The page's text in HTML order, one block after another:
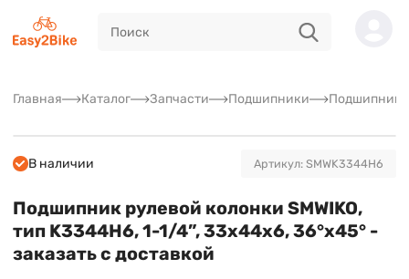
Главная Каталог Запчасти Подшипники
В наличии Артикул: SMWK3344H6
Подшипник рулевой колонки SMWIKO,
тип K3344H6, 1-1/4”, 33x44x6, 36°x45° -
заказать с доставкой